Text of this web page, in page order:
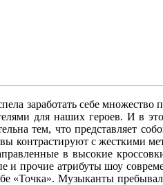
заработать себе
для наших героев. И в
тем, что представляет
контрастируют с жесткими
в высокие
и прочие атрибуты шоу
«Точка». Музыканты